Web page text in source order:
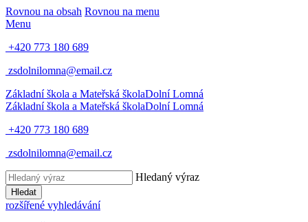
Rovnou na obsah Rovnou na menu
Menu
+420 773 180 689
zsdolnilomna@email.cz
Základní škola a Mateřská školaDolní Lomná
Základní škola a Mateřská školaDolní Lomná
+420 773 180 689
zsdolnilomna@email.cz
Hledaný výraz
Hledat
rozšířené vyhledávání